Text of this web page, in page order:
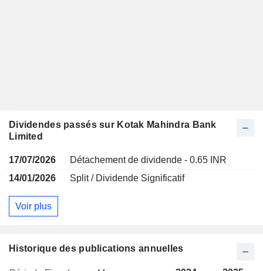
Dividendes passés sur Kotak Mahindra Bank
Limited
17/07/2026
Détachement de dividende - 0.65 INR
14/01/2026
Split / Dividende Significatif
Voir plus
Historique des publications annuelles